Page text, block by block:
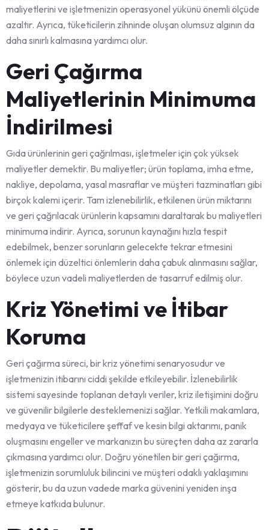
maliyetlerini ve işletmenizin operasyonel yükünü önemli ölçüde
azaltır. Ayrıca, tüketicilerin zihninde oluşan olumsuz algının da
daha sınırlı kalmasına yardımcı olur.
Geri Çağırma
Maliyetlerinin Minimuma
İndirilmesi
Gıda ürünlerinin geri çağrılması, işletmeler için çok yüksek
maliyetler demektir. Bu maliyetler; ürün toplama, imha etme,
nakliye, depolama, yasal masraflar ve müşteri tazminatları gibi
birçok kalemi içerir. Tam izlenebilirlik, etkilenen ürün miktarını
ve geri çağrılacak ürünlerin kapsamını daraltarak bu maliyetleri
minimuma indirir. Ayrıca, sorunun kaynağını hızla tespit
edebilmek, benzer sorunların gelecekte tekrar etmesini
önlemek için düzeltici önlemlerin daha çabuk alınmasını sağlar,
böylece uzun vadeli maliyetlerden de tasarruf edilmiş olur.
Kriz Yönetimi ve İtibar
Koruma
Geri çağırma süreci, bir kriz yönetimi senaryosudur ve
işletmenizin itibarını ciddi şekilde etkileyebilir. İzlenebilirlik
sistemi sayesinde toplanan detaylı veriler, kriz iletişimini doğru
ve güvenilir bilgilerle desteklemenizi sağlar. Yetkili makamlara,
medyaya ve tüketicilere şeffaf ve kesin bilgi aktarımı, panik
oluşmasını engeller ve markanızın bu süreçten daha az zararla
çıkmasına yardımcı olur. Doğru yönetilen bir geri çağırma,
işletmenizin sorumluluk bilincini ve müşteri odaklı yaklaşımını
gösterir, bu da uzun vadede marka güvenini yeniden inşa
etmeye katkıda bulunur.